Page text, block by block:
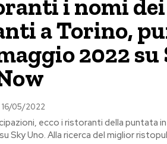
i nomi dei
a Torino,
2022 su
16/05/2022
ecco i ristoranti della puntata
Sky Uno. Alla ricerca del miglior